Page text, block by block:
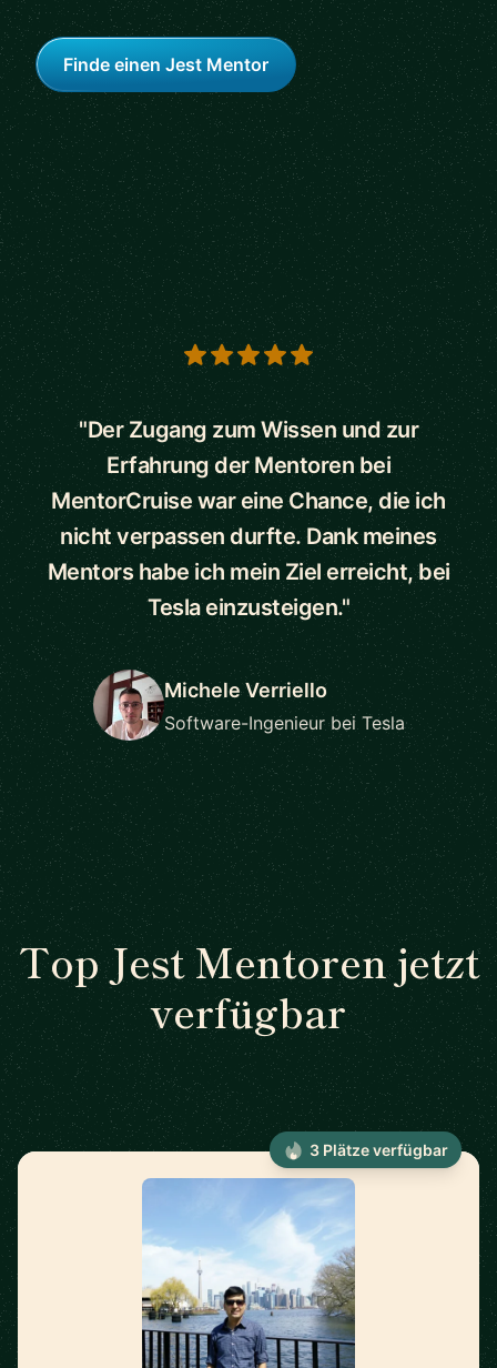
Finde einen Jest Mentor
5 out of 5 stars
"Der Zugang zum Wissen und zur
Erfahrung der Mentoren bei
MentorCruise war eine Chance, die ich
nicht verpassen durfte. Dank meines
Mentors habe ich mein Ziel erreicht, bei
Tesla einzusteigen."
Michele Verriello
Software-Ingenieur bei Tesla
Top Jest Mentoren jetzt
verfügbar
3 Plätze verfügbar